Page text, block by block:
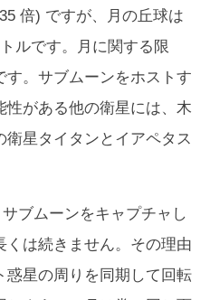
倍) ですが、月の丘球は
ルです。月に関する限
す。サブムーンをホストす
性がある他の衛星には、木
星タイタンとイアペタス
サブムーンをキャプチャし
くは続きません。その理由
惑星の周りを同期して回転